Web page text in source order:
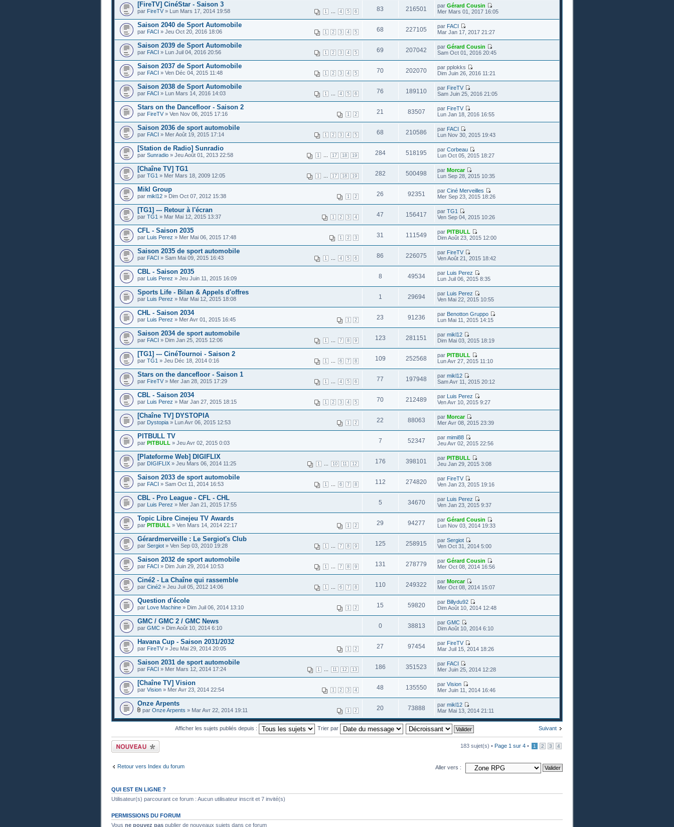
[FireTV] CinéStar - Saison 3
1 4 5 6
par FireTV » Lun Mars 17, 2014 19:58 83 216501 par Gérard Cousin
Mer Mars 01, 2017 16:05
Saison 2040 de Sport Automobile
1 2 3 4 5
par FACI » Jeu Oct 20, 2016 18:06 68 227105 par FACI
Mar Jan 17, 2017 21:27
Saison 2039 de Sport Automobile
1 2 3 4 5
par FACI » Lun Juil 04, 2016 20:56 69 207042 par Gérard Cousin
Sam Oct 01, 2016 20:45
Saison 2037 de Sport Automobile
1 2 3 4 5
par FACI » Ven Déc 04, 2015 11:48 70 202070
par pplokks
Dim Juin 26, 2016 11:21
Saison 2038 de Sport Automobile
1 4 5 6
par FACI » Lun Mars 14, 2016 14:03 76 189110 par FireTV
Sam Juin 25, 2016 21:05
Stars on the Dancefloor - Saison 2
1 2
par FireTV» Ven Nov 06, 2015 17:16 21 83507 par FireTV
Lun Jan 18, 2016 16:55
Saison 2036 de sport automobile
1 2 3 4 5
par FACI » Mer Août 19, 2015 17:14 68 210586 par FACI
Lun Nov 30, 2015 19:43
[Station de Radio] Sunradio
1 17 18 19
par Sunradio » Jeu Août 01, 2013 22:58 284 518195 par Corbeau
Lun Oct 05, 2015 18:27
[Chaîne TV] TG1
1 17 18 19
par TG1 » Mer Mars 18, 2009 12:05 282 500498 par Morcar
Lun Sep 28, 2015 10:35
Mikl Group
1 2
par mikl12 » Dim Oct 07, 2012 15:38 26 92351 par Ciné Merveilles
Mer Sep 23, 2015 18:26
[TG1] --- Retour à l'écran
1 2 3 4
par TG1 » Mar Mai 12, 2015 13:37 47 156417 par TG1
Ven Sep 04, 2015 10:26
CFL - Saison 2035
1 2 3
par Luis Perez » Mer Mai 06, 2015 17:48 31 111549 par PITBULL
Dim Août 23, 2015 12:00
Saison 2035 de sport automobile
1 4 5 6
par FACI » Sam Mai 09, 2015 16:43 86 226075 par FireTV
Ven Août 21, 2015 18:42
CBL - Saison 2035
par Luis Perez » Jeu Juin 11, 2015 16:09 8 49534 par Luis Perez
Lun Juil 06, 2015 8:35
Sports Life - Bilan & Appels d'offres
par Luis Perez » Mar Mai 12, 2015 18:08 1 29694 par Luis Perez
Ven Mai 22, 2015 10:55
CHL - Saison 2034
1 2
par Luis Perez » Mer Avr 01, 2015 16:45 23 91236 par Benotton Gruppo
Lun Mai 11, 2015 14:15
Saison 2034 de sport automobile
1 7 8 9
par FACI » Dim Jan 25, 2015 12:06 123 281151 par mikl12
Dim Mai 03, 2015 18:19
[TG1] --- CinéTournoi - Saison 2
1 6 7 8
par TG1 » Jeu Déc 18, 2014 0:16 109 252568 par PITBULL
Lun Avr 27, 2015 11:10
Stars on the dancefloor - Saison 1
1 4 5 6
par FireTV » Mer Jan 28, 2015 17:29 77 197948 par mikl12
Sam Avr 11, 2015 20:12
CBL - Saison 2034
1 2 3 4 5
par Luis Perez » Mar Jan 27, 2015 18:15 70 212489 par Luis Perez
Ven Avr 10, 2015 9:27
[Chaîne TV] DYSTOPIA
1 2
par Dystopia » Lun Avr 06, 2015 12:53 22 88063 par Morcar
Mer Avr 08, 2015 23:39
PITBULL TV
par PITBULL » Jeu Avr 02, 2015 0:03 7 52347 par mimi88
Jeu Avr 02, 2015 22:56
[Plateforme Web] DIGIFLIX
1 10 11 12
par DIGIFLIX » Jeu Mars 06, 2014 11:25 176 398101 par PITBULL
Jeu Jan 29, 2015 3:08
Saison 2033 de sport automobile
1 6 7 8
par FACI » Sam Oct 11, 2014 16:53 112 274820 par FireTV
Ven Jan 23, 2015 19:16
CBL - Pro League - CFL - CHL
par Luis Perez » Mer Jan 21, 2015 17:55 5 34670 par Luis Perez
Ven Jan 23, 2015 9:37
Topic Libre Cinejeu TV Awards
1 2
par PITBULL » Ven Mars 14, 2014 22:17 29 94277 par Gérard Cousin
Lun Nov 03, 2014 19:33
Gérardmerveille : Le Sergiot's Club
1 7 8 9
par Sergiot » Ven Sep 03, 2010 19:28 125 258915 par Sergiot
Ven Oct 31, 2014 5:00
Saison 2032 de sport automobile
1 7 8 9
par FACI » Dim Juin 29, 2014 10:53 131 278779 par Gérard Cousin
Mer Oct 08, 2014 16:56
Ciné2 - La Chaîne qui rassemble
1 6 7 8
par Ciné2 » Jeu Juil 05, 2012 14:06 110 249322 par Morcar
Mer Oct 08, 2014 15:07
Question d'école
1 2
par Love Machine » Dim Juil 06, 2014 13:10 15 59820 par Billydu92
Dim Août 10, 2014 12:48
GMC / GMC 2 / GMC News
par GMC » Dim Août 10, 2014 6:10 0 38813 par GMC
Dim Août 10, 2014 6:10
Havana Cup - Saison 2031/2032
1 2
par FireTV» Jeu Mai 29, 2014 20:05 27 97454 par FireTV
Mar Juil 15, 2014 18:26
Saison 2031 de sport automobile
1 11 12 13
par FACI » Mer Mars 12, 2014 17:24 186 351523 par FACI
Mer Juin 25, 2014 12:28
[Chaîne TV] Vision
1 2 3 4
par Vision » Mer Avr 23, 2014 22:54 48 135550 par Vision
Mer Juin 11, 2014 16:46
Onze Arpents
1 2
par Onze Arpents » Mar Avr 22, 2014 19:11 20 73888 par mikl12
Mar Mai 13, 2014 21:11
Suivant
Afficher les sujets publiés depuis : Trier par
Publier un nouveau
sujet
183 sujet(s) • Page 1 sur 4 • 1 2 3 4
Retour vers Index du forum Aller vers :
QUI EST EN LIGNE ?
Utilisateur(s) parcourant ce forum : Aucun utilisateur inscrit et 7 invité(s)
PERMISSIONS DU FORUM
Vous ne pouvez pas publier de nouveaux sujets dans ce forum